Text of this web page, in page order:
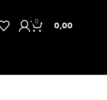
0 0,00